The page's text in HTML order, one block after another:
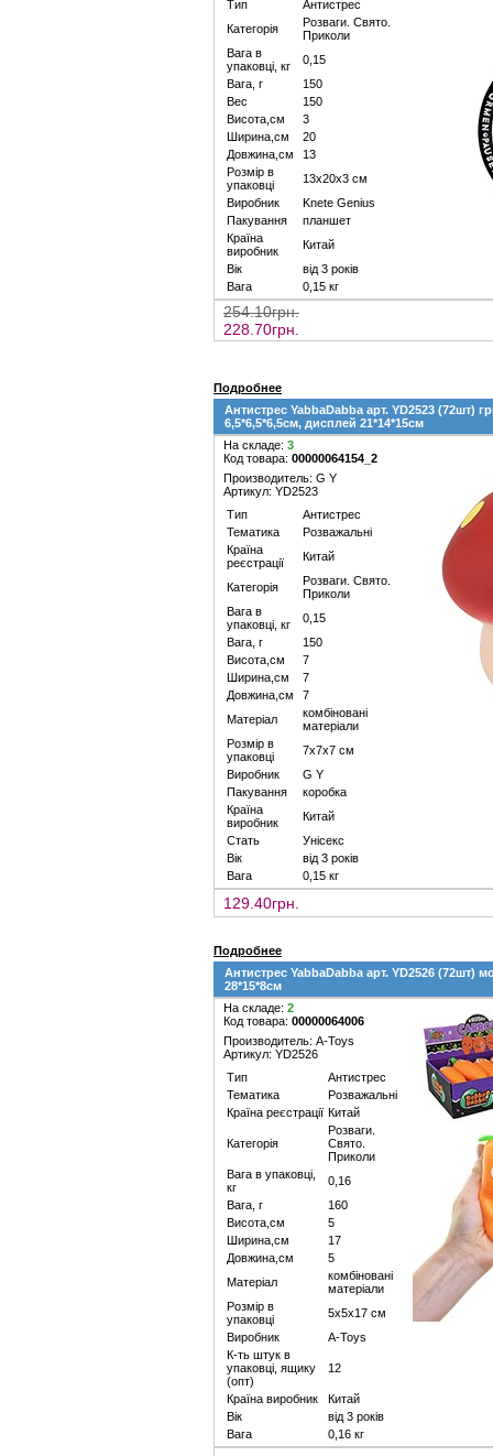
Тип
Антистрес
Категорія
Розваги. Свято.
Приколи
Вага в
упаковці, кг
0,15
Вага, г
150
Вес
150
Висота,см
3
Ширина,см
20
Довжина,см
13
Розмір в
упаковці
13х20х3 см
Виробник
Knete Genius
Пакування
планшет
Країна
виробник
Китай
Вік
від 3 років
Вага
0,15 кг
254.10грн.
228.70грн.
Подробнее
Антистрес YabbaDabba арт. YD2523 (72шт)
6,5*6,5*6,5см, дисплей 21*14*15см
На складе: 3
Код товара: 00000064154_2
Производитель: G Y
Артикул: YD2523
Тип
Антистрес
Тематика
Розважальні
Країна
реєстрації
Китай
Категорія
Розваги. Свято.
Приколи
Вага в
упаковці, кг
0,15
Вага, г
150
Висота,см
7
Ширина,см
7
Довжина,см
7
Матеріал
комбіновані
матеріали
Розмір в
упаковці
7х7х7 см
Виробник
G Y
Пакування
коробка
Країна
виробник
Китай
Стать
Унісекс
Вік
від 3 років
Вага
0,15 кг
129.40грн.
Подробнее
Антистрес YabbaDabba арт. YD2526 (72шт)
28*15*8см
На складе: 2
Код товара: 00000064006
Производитель: A-Toys
Артикул: YD2526
Тип
Антистрес
Тематика
Розважальні
Країна реєстрації Китай
Категорія
Розваги.
Свято.
Приколи
Вага в упаковці,
кг
0,16
Вага, г
160
Висота,см
5
Ширина,см
17
Довжина,см
5
Матеріал
комбіновані
матеріали
Розмір в
упаковці
5х5х17 см
Виробник
A-Toys
К-ть штук в
упаковці, ящику
(опт)
12
Країна виробник
Китай
Вік
від 3 років
Вага
0,16 кг